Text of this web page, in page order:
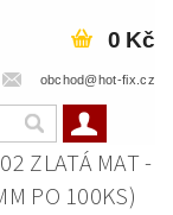
obchod@hot-fix.cz
0 Kč
ZLATÁ MAT -
PO 100KS)